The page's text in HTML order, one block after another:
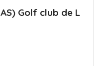
Golf club de L